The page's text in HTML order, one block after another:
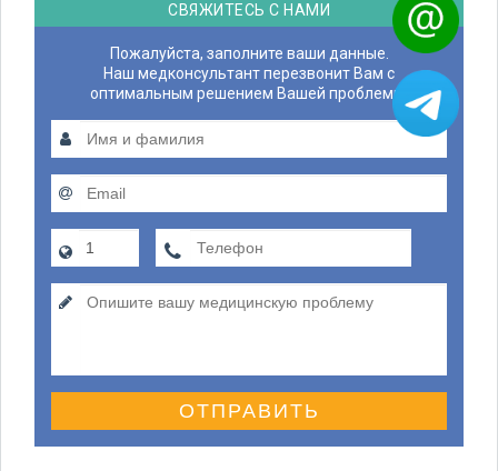
СВЯЖИТЕСЬ С НАМИ
Пожалуйста, заполните ваши данные.
Наш медконсультант перезвонит Вам с
оптимальным решением Вашей проблемы.
ОТПРАВИТЬ